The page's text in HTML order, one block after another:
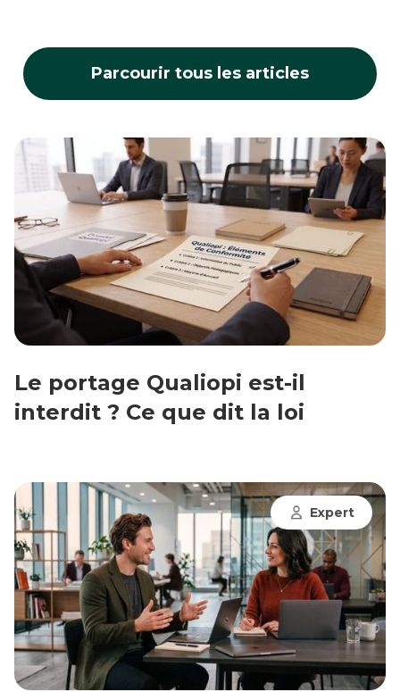
Parcourir tous les articles
Le portage Qualiopi est-il
interdit ? Ce que dit la loi
Expert